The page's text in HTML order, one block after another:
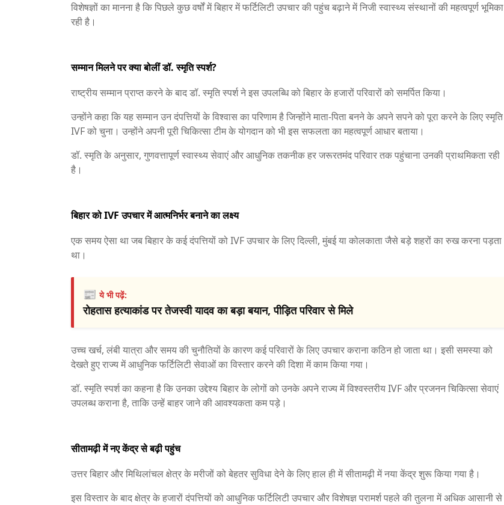
विशेषज्ञों का मानना है कि पिछले कुछ वर्षों में बिहार में फर्टिलिटी उपचार की पहुंच बढ़ाने में निजी स्वास्थ्य संस्थानों की महत्वपूर्ण भूमिका
रही है।
सम्मान मिलने पर क्या बोलीं डॉ. स्मृति स्पर्श?
राष्ट्रीय सम्मान प्राप्त करने के बाद डॉ. स्मृति स्पर्श ने इस उपलब्धि को बिहार के हजारों परिवारों को समर्पित किया।
उन्होंने कहा कि यह सम्मान उन दंपत्तियों के विश्वास का परिणाम है जिन्होंने माता-पिता बनने के अपने सपने को पूरा करने के लिए स्मृति
IVF को चुना। उन्होंने अपनी पूरी चिकित्सा टीम के योगदान को भी इस सफलता का महत्वपूर्ण आधार बताया।
डॉ. स्मृति के अनुसार, गुणवत्तापूर्ण स्वास्थ्य सेवाएं और आधुनिक तकनीक हर जरूरतमंद परिवार तक पहुंचाना उनकी प्राथमिकता रही
है।
बिहार को IVF उपचार में आत्मनिर्भर बनाने का लक्ष्य
एक समय ऐसा था जब बिहार के कई दंपत्तियों को IVF उपचार के लिए दिल्ली, मुंबई या कोलकाता जैसे बड़े शहरों का रुख करना पड़ता
था।
📰ये भी पढ़ें:
रोहतास हत्याकांड पर तेजस्वी यादव का बड़ा बयान, पीड़ित परिवार से मिले
उच्च खर्च, लंबी यात्रा और समय की चुनौतियों के कारण कई परिवारों के लिए उपचार कराना कठिन हो जाता था। इसी समस्या को
देखते हुए राज्य में आधुनिक फर्टिलिटी सेवाओं का विस्तार करने की दिशा में काम किया गया।
डॉ. स्मृति स्पर्श का कहना है कि उनका उद्देश्य बिहार के लोगों को उनके अपने राज्य में विश्वस्तरीय IVF और प्रजनन चिकित्सा सेवाएं
उपलब्ध कराना है, ताकि उन्हें बाहर जाने की आवश्यकता कम पड़े।
सीतामढ़ी में नए केंद्र से बढ़ी पहुंच
उत्तर बिहार और मिथिलांचल क्षेत्र के मरीजों को बेहतर सुविधा देने के लिए हाल ही में सीतामढ़ी में नया केंद्र शुरू किया गया है।
इस विस्तार के बाद क्षेत्र के हजारों दंपत्तियों को आधुनिक फर्टिलिटी उपचार और विशेषज्ञ परामर्श पहले की तुलना में अधिक आसानी से